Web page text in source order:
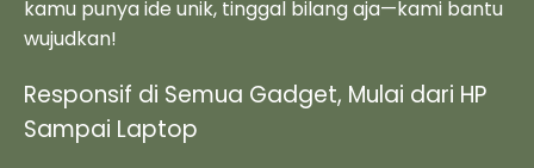
kamu punya ide unik, tinggal bilang aja—kami bantu
wujudkan!
Responsif di Semua Gadget, Mulai dari HP
Sampai Laptop